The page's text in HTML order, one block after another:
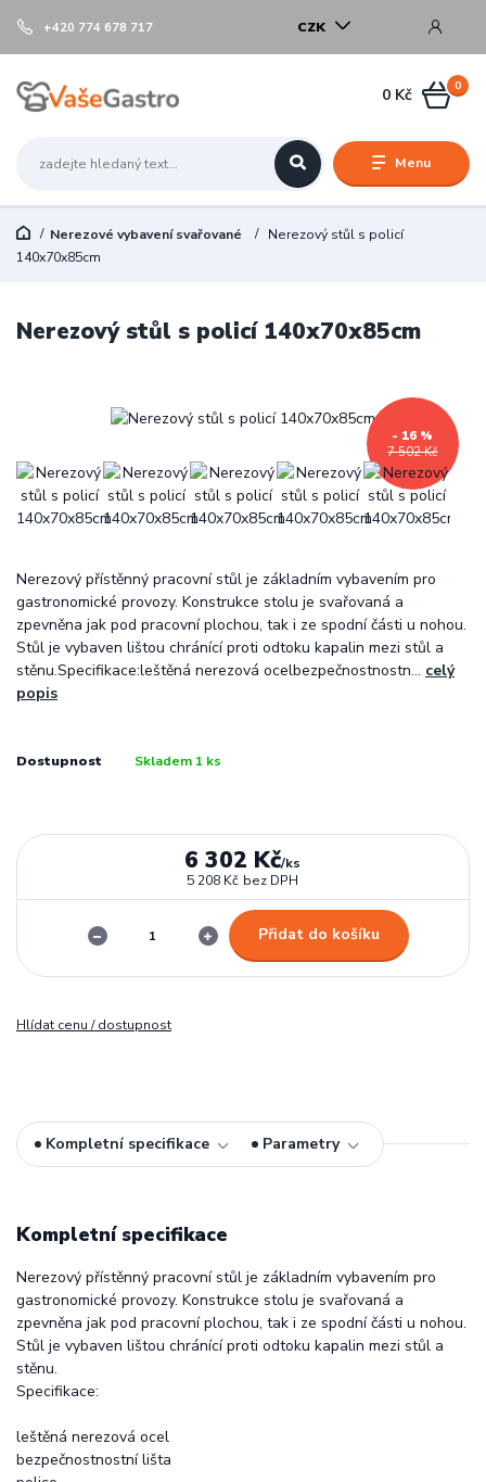
Menu
CZK
+420 774 678 717
0
0 Kč
Nerezové vybavení svařované
Nerezový stůl s policí
140x70x85cm
Nerezový stůl s policí 140x70x85cm
7 502 Kč
- 16 %
Nerezový přístěnný pracovní stůl je základním vybavením pro
gastronomické provozy. Konstrukce stolu je svařovaná a
zpevněna jak pod pracovní plochou, tak i ze spodní části u nohou.
Stůl je vybaven lištou chránící proti odtoku kapalin mezi stůl a
stěnu.Specifikace:leštěná nerezová ocelbezpečnostnostn... celý
popis
Dostupnost Skladem 1 ks
6 302 Kč/ks
5 208 Kč bez DPH
Přidat do košíku
Hlídat cenu / dostupnost
Kompletní specifikace Parametry
Kompletní specifikace
Nerezový přístěnný pracovní stůl je základním vybavením pro
gastronomické provozy. Konstrukce stolu je svařovaná a
zpevněna jak pod pracovní plochou, tak i ze spodní části u nohou.
Stůl je vybaven lištou chránící proti odtoku kapalin mezi stůl a
stěnu.
Specifikace:
leštěná nerezová ocel
bezpečnostnostní lišta